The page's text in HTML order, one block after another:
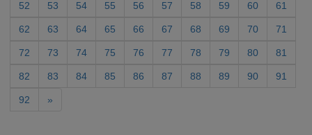
52 53 54 55 56 57 58 59 60 61
62 63 64 65 66 67 68 69 70 71
72 73 74 75 76 77 78 79 80 81
82 83 84 85 86 87 88 89 90 91
92 »